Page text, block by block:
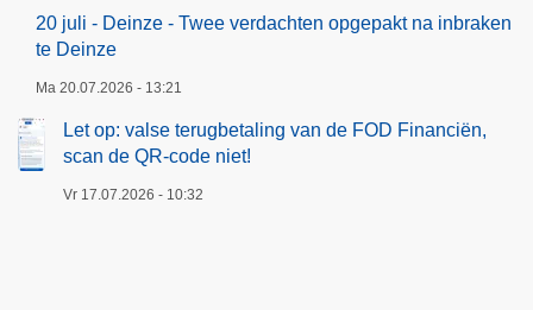
20 juli - Deinze - Twee verdachten opgepakt na inbraken
te Deinze
Ma 20.07.2026 - 13:21
Let op: valse terugbetaling van de FOD Financiën,
scan de QR-code niet!
Vr 17.07.2026 - 10:32